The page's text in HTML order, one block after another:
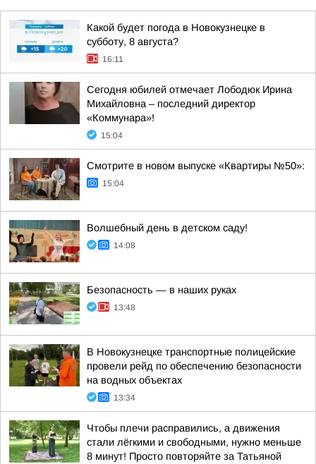
Какой будет погода в Новокузнецке в
субботу, 8 августа?
16:11
Сегодня юбилей отмечает Лободюк Ирина
Михайловна – последний директор
«Коммунара»!
15:04
Смотрите в новом выпуске «Квартиры №50»:
15:04
Волшебный день в детском саду!
14:08
Безопасность — в наших руках
13:48
В Новокузнецке транспортные полицейские
провели рейд по обеспечению безопасности
на водных объектах
13:34
Чтобы плечи расправились, а движения
стали лёгкими и свободными, нужно меньше
8 минут! Просто повторяйте за Татьяной